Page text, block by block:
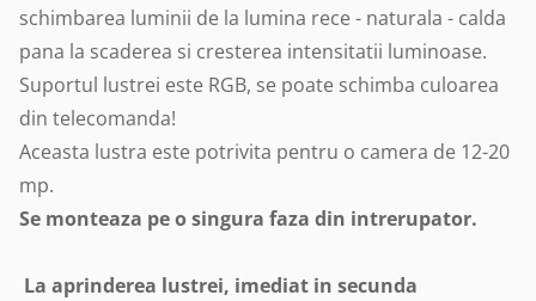
schimbarea luminii de la lumina rece - naturala - calda
pana la scaderea si cresterea intensitatii luminoase.
Suportul lustrei este RGB, se poate schimba culoarea
din telecomanda!
Aceasta lustra este potrivita pentru o camera de 12-20
mp.
Se monteaza pe o singura faza din intrerupator.
La aprinderea lustrei, imediat in secunda